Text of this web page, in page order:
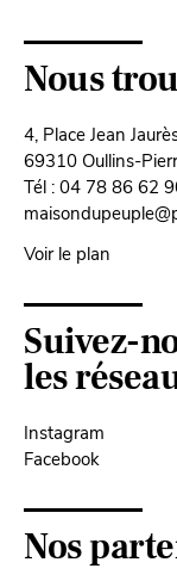
Nous
4, Place Jean
69310 Oullins-
Tél : 04 78 86 62
Voir le plan
Suivez-
les
Instagram
Facebook
Nos